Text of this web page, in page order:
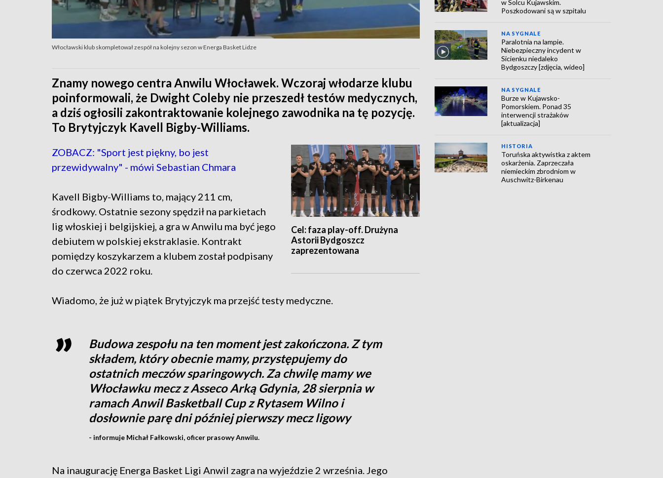
Włocławski klub skompletował zespół na kolejny sezon w Energa Basket Lidze
Znamy nowego centra Anwilu Włocławek. Wczoraj włodarze klubu
poinformowali, że Dwight Coleby nie przeszedł testów medycznych,
a dziś ogłosili zakontraktowanie kolejnego zawodnika na tę pozycję.
To Brytyjczyk Kavell Bigby-Williams.
Cel: faza play-off. Drużyna
Astorii Bydgoszcz
zaprezentowana
ZOBACZ: "Sport jest piękny, bo jest
przewidywalny" - mówi Sebastian Chmara
Kavell Bigby-Williams to, mający 211 cm,
środkowy. Ostatnie sezony spędził na parkietach
lig włoskiej i belgijskiej, a gra w Anwilu ma być jego
debiutem w polskiej ekstraklasie. Kontrakt
pomiędzy koszykarzem a klubem został podpisany
do czerwca 2022 roku.
Wiadomo, że już w piątek Brytyjczyk ma przejść testy medyczne.
Budowa zespołu na ten moment jest zakończona. Z tym
składem, który obecnie mamy, przystępujemy do
ostatnich meczów sparingowych. Za chwilę mamy we
Włocławku mecz z Asseco Arką Gdynia, 28 sierpnia w
ramach Anwil Basketball Cup z Rytasem Wilno i
dosłownie parę dni później pierwszy mecz ligowy
- informuje Michał Fałkowski, oficer prasowy Anwilu.
Na inaugurację Energa Basket Ligi Anwil zagra na wyjeździe 2 września. Jego
w Solcu Kujawskim.
Poszkodowani są w szpitalu
NA SYGNALE
Paralotnia na lampie.
Niebezpieczny incydent w
Sicienku niedaleko
Bydgoszczy [zdjęcia, wideo]
NA SYGNALE
Burze w Kujawsko-
Pomorskiem. Ponad 35
interwencji strażaków
[aktualizacja]
HISTORIA
Toruńska aktywistka z aktem
oskarżenia. Zaprzeczała
niemieckim zbrodniom w
Auschwitz-Birkenau